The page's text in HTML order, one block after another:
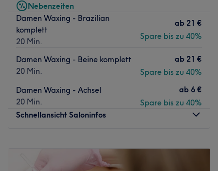
Nebenzeiten
Damen Waxing - Brazilian
komplett
20 Min.
ab 21 €
Spare bis zu 40%
Damen Waxing - Beine komplett
20 Min.
ab 21 €
Spare bis zu 40%
Damen Waxing - Achsel
20 Min.
ab 6 €
Spare bis zu 40%
Schnellansicht Saloninfos
Mittwoch